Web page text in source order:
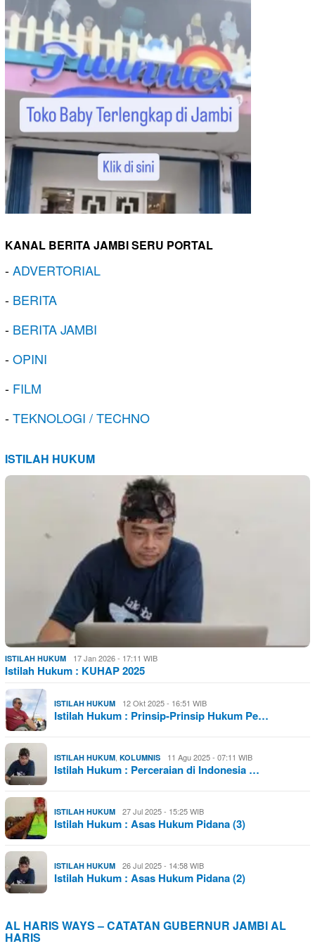
KANAL BERITA JAMBI SERU PORTAL
-ADVERTORIAL
- BERITA
- BERITA JAMBI
-OPINI
- FILM
-TEKNOLOGI / TECHNO
ISTILAH HUKUM
ISTILAH HUKUM 17 Jan 2026 - 17:11 WIB
Istilah Hukum : KUHAP 2025
ISTILAH HUKUM 12 Okt 2025 - 16:51 WIB
Istilah Hukum : Prinsip-Prinsip Hukum Pe…
ISTILAH HUKUM, KOLUMNIS 11 Agu 2025 - 07:11 WIB
Istilah Hukum : Perceraian di Indonesia …
ISTILAH HUKUM 27 Jul 2025 - 15:25 WIB
Istilah Hukum : Asas Hukum Pidana (3)
ISTILAH HUKUM 26 Jul 2025 - 14:58 WIB
Istilah Hukum : Asas Hukum Pidana (2)
AL HARIS WAYS – CATATAN GUBERNUR JAMBI AL
HARIS